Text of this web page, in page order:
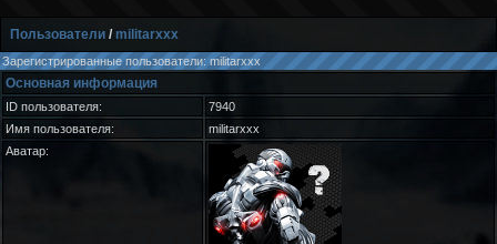
Пользователи / militarxxx
Зарегистрированные пользователи: militarxxx
Основная информация
ID пользователя:
7940
Имя пользователя:
militarxxx
Аватар: